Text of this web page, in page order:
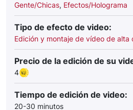
Gente/Chicas, Efectos/Holograma
Tipo de efecto de video:
Edición y montaje de vídeo de alta
Precio de la edición de su
4
Tiempo de edición de video:
20-30 minutos